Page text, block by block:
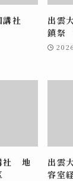
講社
出雲
鎮
社 地
出雲
容室